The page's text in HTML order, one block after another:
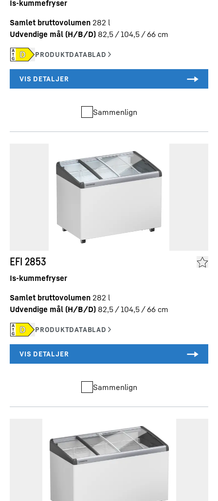
Is-kummefryser
Samlet bruttovolumen 282 l
Udvendige mål (H/B/D) 82,5 / 104,5 / 66 cm
Sammenlign
EFI 2853
Is-kummefryser
Samlet bruttovolumen 282 l
Udvendige mål (H/B/D) 82,5 / 104,5 / 66 cm
Sammenlign